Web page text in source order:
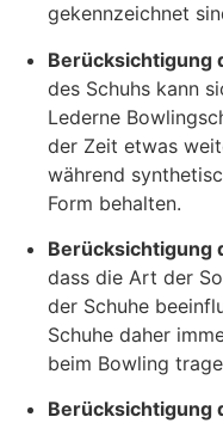
gekennzeichnet
Berücksichtigung
des Schuhs kann
Lederne
der Zeit etwas
während
Form behalten.
Berücksichtigung
dass die Art der
der Schuhe
Schuhe daher
beim Bowling
Berücksichtigung